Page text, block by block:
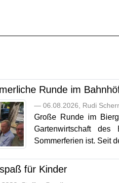
Runde im
— 06.08.2026, Rudi
Große Runde im
Gartenwirtschaft
Sommerferien ist. Seit
für Kinder